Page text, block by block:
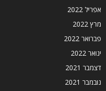
אפריל 2022
מרץ 2022
פברואר 2022
ינואר 2022
דצמבר 2021
נובמבר 2021